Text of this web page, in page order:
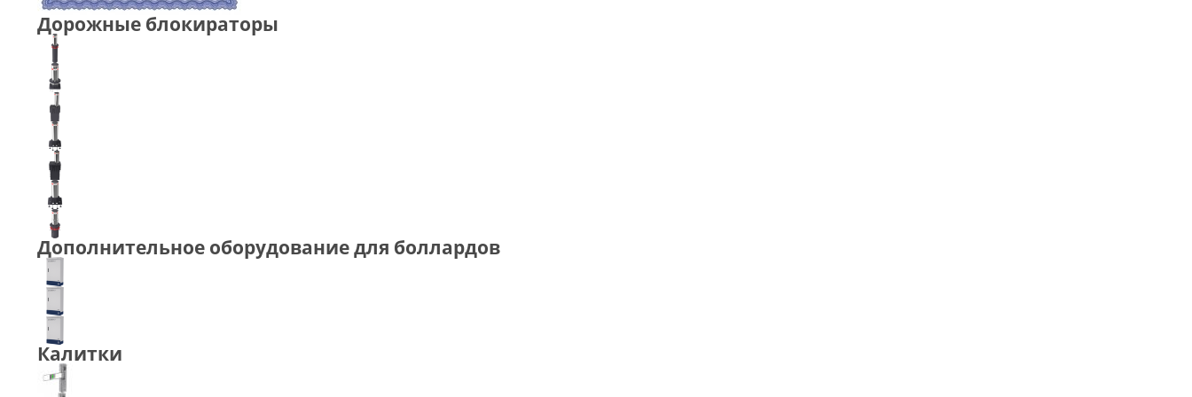
Дорожные блокираторы
Дополнительное оборудование для боллардов
Калитки